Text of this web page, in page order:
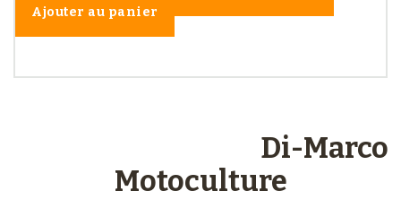
Ajouter au panier
Di-Marco
Motoculture